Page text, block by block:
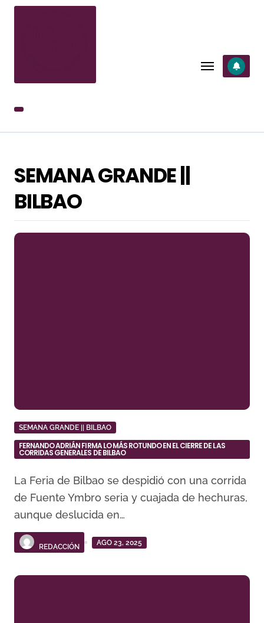
SALTAR
SEMANA GRANDE ||
BILBAO
SEMANA GRANDE || BILBAO
FERNANDO ADRIÁN FIRMA LO MÁS ROTUNDO EN EL CIERRE DE LAS
CORRIDAS GENERALES DE BILBAO
La Feria de Bilbao se despidió con una corrida
de Fuente Ymbro seria y cuajada de hechuras,
aunque deslucida en…
REDACCIÓN
AGO 23, 2025